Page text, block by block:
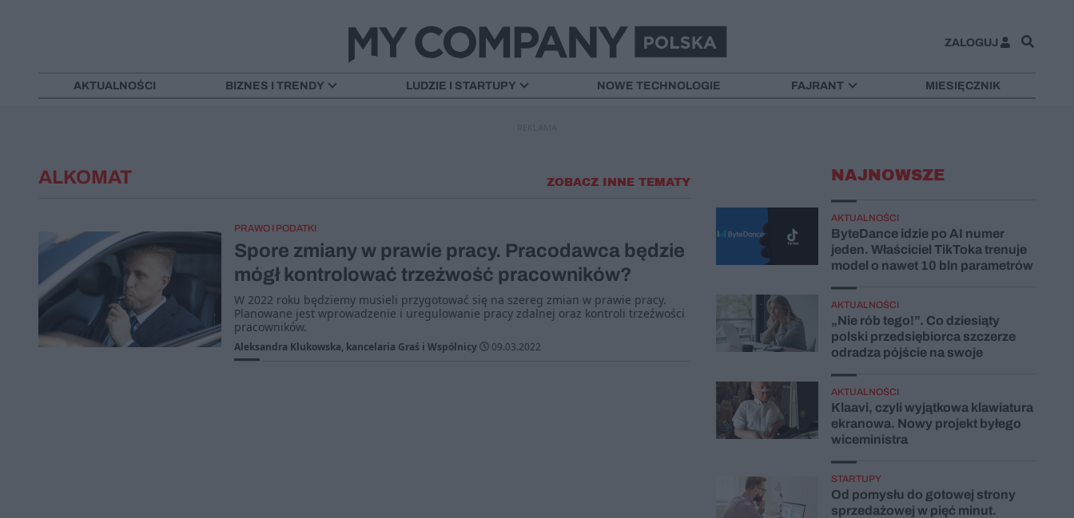
ZALOGUJ
AKTUALNOŚCI BIZNES I TRENDY LUDZIE I STARTUPY NOWE TECHNOLOGIE FAJRANT MIESIĘCZNIK
ALKOMAT ZOBACZ INNE TEMATY
PRAWO I PODATKI
Spore zmiany w prawie pracy. Pracodawca będzie
mógł kontrolować trzeźwość pracowników?
W 2022 roku będziemy musieli przygotować się na szereg zmian w prawie pracy.
Planowane jest wprowadzenie i uregulowanie pracy zdalnej oraz kontroli trzeźwości
pracowników.
Aleksandra Klukowska, kancelaria Graś i Wspólnicy 09.03.2022
NAJNOWSZE
AKTUALNOŚCI
ByteDance idzie po AI numer
jeden. Właściciel TikToka trenuje
model o nawet 10 bln parametrów
AKTUALNOŚCI
„Nie rób tego!”. Co dziesiąty
polski przedsiębiorca szczerze
odradza pójście na swoje
AKTUALNOŚCI
Klaavi, czyli wyjątkowa klawiatura
ekranowa. Nowy projekt byłego
wiceministra
STARTUPY
Od pomysłu do gotowej strony
sprzedażowej w pięć minut.